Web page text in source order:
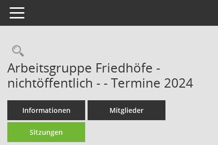
Toggle navigation
Rechercheauswahl
Arbeitsgruppe Friedhöfe -
nichtöffentlich - - Termine 2024
Informationen Mitglieder
Sitzungen